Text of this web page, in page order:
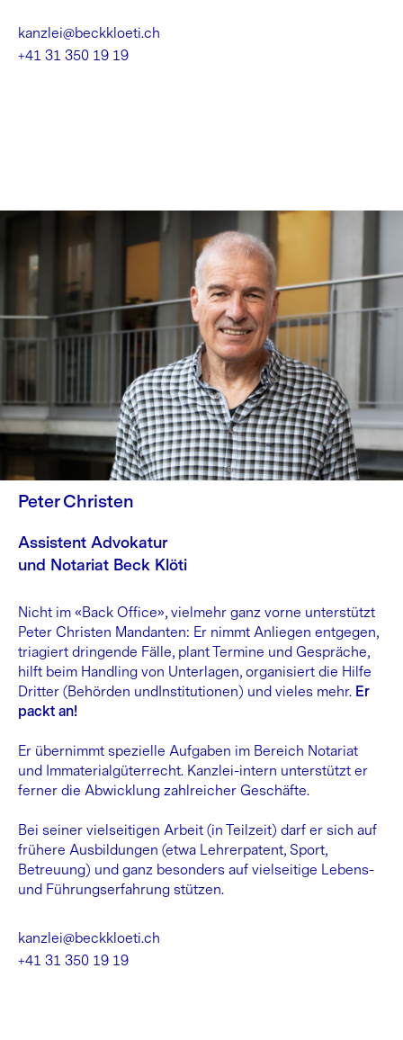
kanzlei@beckkloeti.ch
+41 31 350 19 19
Peter Christen
Assistent Advokatur
und Notariat Beck Klöti
Nicht im «Back Office», vielmehr ganz vorne unterstützt
Peter Christen Mandanten: Er nimmt Anliegen entgegen,
triagiert dringende Fälle, plant Termine und Gespräche,
hilft beim Handling von Unterlagen, organisiert die Hilfe
Dritter (Behörden undInstitutionen) und vieles mehr. Er
packt an!
Er übernimmt spezielle Aufgaben im Bereich Notariat
und Immaterialgüterrecht. Kanzlei-intern unterstützt er
ferner die Abwicklung zahlreicher Geschäfte.
Bei seiner vielseitigen Arbeit (in Teilzeit) darf er sich auf
frühere Ausbildungen (etwa Lehrerpatent, Sport,
Betreuung) und ganz besonders auf vielseitige Lebens-
und Führungserfahrung stützen.
kanzlei@beckkloeti.ch
+41 31 350 19 19